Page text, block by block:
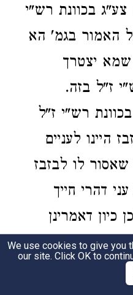
בכוונת רש"י
האמור בגמ' הא
יצטרך
ז"ל בזה.
רש"י ז"ל
היינו לעניים
לו לבזבז
דהרי חייך
כיון דאמרינן
ע"כ דהך
שפיר מובן
We use cookies to give you
our site. Click OK to